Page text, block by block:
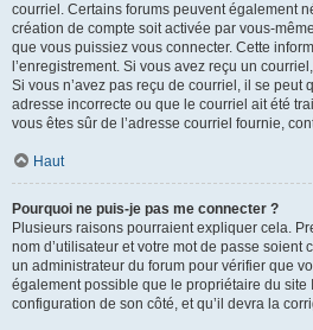
courriel. Certains forums peuvent également
création de compte soit activée par vous-
que vous puissiez vous connecter. Cette
l’enregistrement. Si vous avez reçu un
Si vous n’avez pas reçu de courriel, il se peut
adresse incorrecte ou que le courriel ait été
vous êtes sûr de l’adresse courriel fournie,
Haut
Pourquoi ne puis-je pas me connecter ?
Plusieurs raisons pourraient expliquer cela.
nom d’utilisateur et votre mot de passe soient
un administrateur du forum pour vérifier que
également possible que le propriétaire du site
configuration de son côté, et qu’il devra la